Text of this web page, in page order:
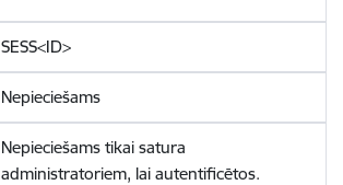
SESS<ID>
Nepieciešams
Nepieciešams tikai satura
administratoriem, lai autentificētos.